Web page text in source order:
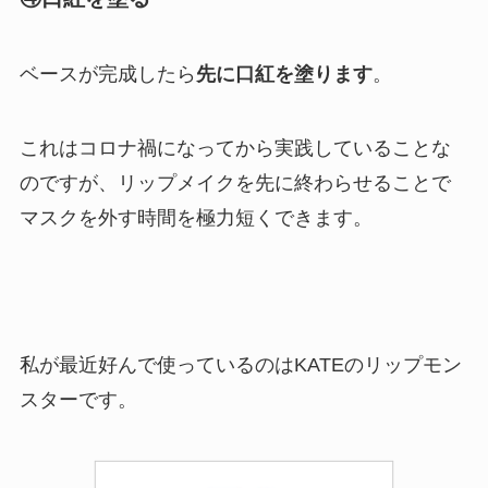
ベースが完成したら 先に口紅を塗ります。
これはコロナ禍になってから実践していることな
のですが、リップメイクを先に終わらせることで
マスクを外す時間を極力短くできます。
私が最近好んで使っているのはKATEのリップモン
スターです。